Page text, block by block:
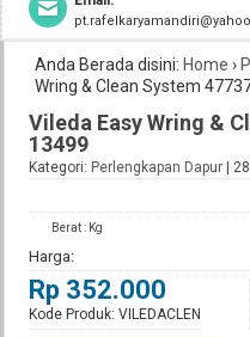
Anda Berada disini: Home ›
Wring & Clean System
Vileda Easy Wring &
13499
Kategori: Perlengkapan Dapur |
Berat : Kg
Harga:
Rp 352.000
Kode Produk: VILEDACLEN